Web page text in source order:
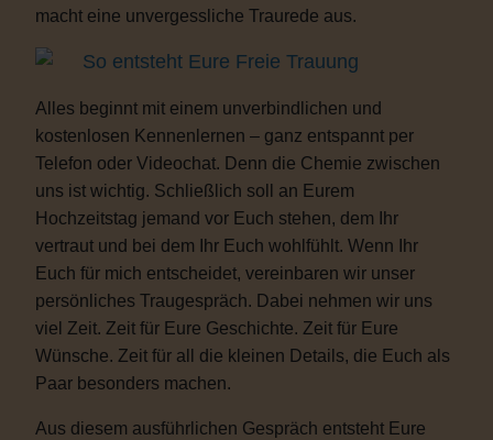
macht eine unvergessliche Traurede aus.
So entsteht Eure Freie Trauung
Alles beginnt mit einem unverbindlichen und
kostenlosen Kennenlernen – ganz entspannt per
Telefon oder Videochat. Denn die Chemie zwischen
uns ist wichtig. Schließlich soll an Eurem
Hochzeitstag jemand vor Euch stehen, dem Ihr
vertraut und bei dem Ihr Euch wohlfühlt. Wenn Ihr
Euch für mich entscheidet, vereinbaren wir unser
persönliches Traugespräch. Dabei nehmen wir uns
viel Zeit. Zeit für Eure Geschichte. Zeit für Eure
Wünsche. Zeit für all die kleinen Details, die Euch als
Paar besonders machen.
Aus diesem ausführlichen Gespräch entsteht Eure